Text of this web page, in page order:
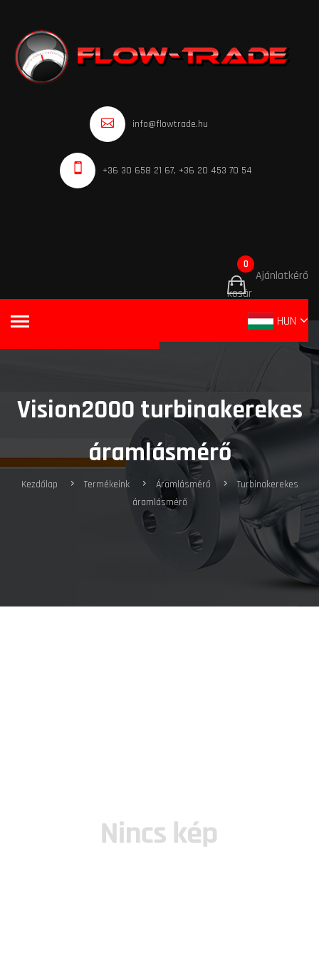
info@flowtrade.hu
+36 30 658 21 67, +36 20 453 70 54
Ajánlatkérő
kosár
0
HUN
Vision2000 turbinakerekes
áramlásmérő
Kezdőlap Termékeink Áramlásmérő
Turbinakerekes
áramlásmérő